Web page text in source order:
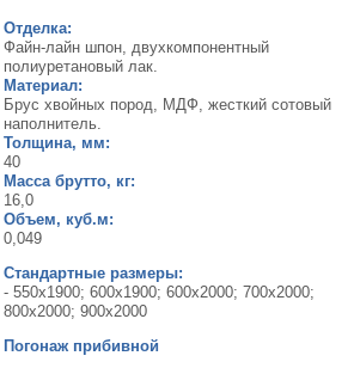
Отделка:
Файн-лайн шпон, двухкомпонентный
полиуретановый лак.
Материал:
Брус хвойных пород, МДФ, жесткий сотовый
наполнитель.
Толщина, мм:
40
Масса брутто, кг:
16,0
Объем, куб.м:
0,049
Стандартные размеры:
- 550х1900; 600х1900; 600х2000; 700х2000;
800х2000; 900х2000
Погонаж прибивной